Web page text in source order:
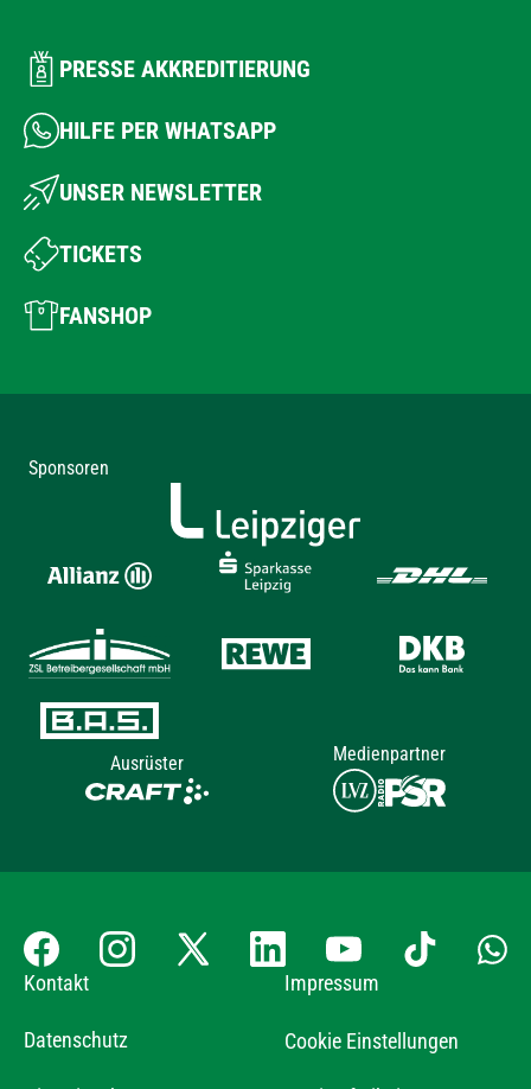
PRESSE AKKREDITIERUNG
HILFE PER WHATSAPP
UNSER NEWSLETTER
TICKETS
FANSHOP
Sponsoren
Ausrüster Medienpartner
Kontakt Impressum
Datenschutz Cookie Einstellungen